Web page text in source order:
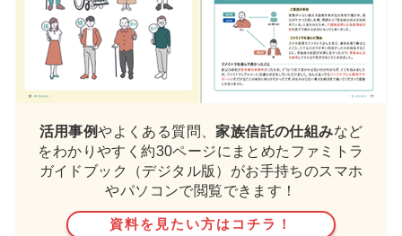
活用事例やよくある質問、家族信託の仕組みなど
をわかりやすく約30ページにまとめたファミトラ
ガイドブック（デジタル版）がお手持ちのスマホ
やパソコンで閲覧できます！
資料を見たい方はコチラ！